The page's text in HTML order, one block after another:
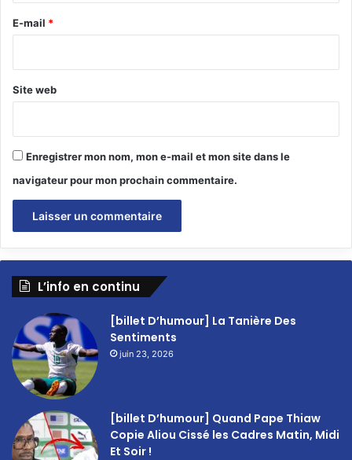
e
E-mail *
Site web
Enregistrer mon nom, mon e-mail et mon site dans le
navigateur pour mon prochain commentaire.
L’info en continu
[billet D’humour] La Tanière Des
Sentiments
juin 23, 2026
[billet D’humour] Quand Pape Thiaw
Copie Aliou Cissé les Cadres Matin, Midi
Et Soir !